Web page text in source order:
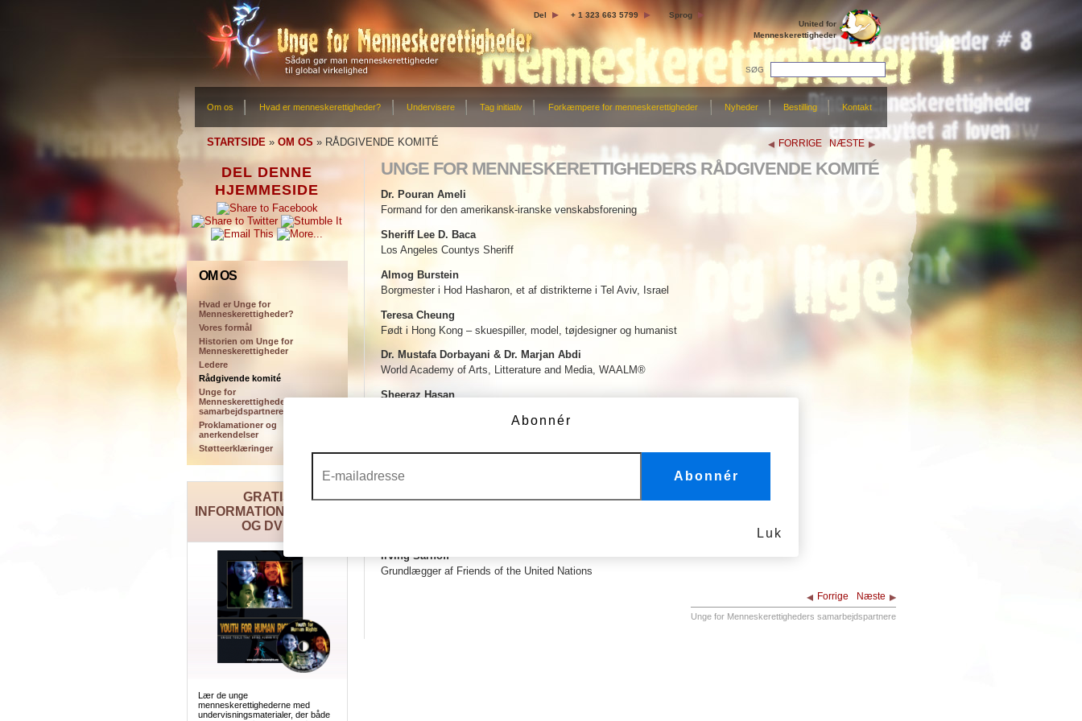
Del + 1 323 663 5799
Sprog
United for
Menneskerettigheder
SØG
Om os Hvad er menneskerettigheder? Undervisere Tag initiativ Forkæmpere for menneskerettigheder Nyheder Bestilling Kontakt
STARTSIDE » OM OS » RÅDGIVENDE KOMITÉ FORRIGE NÆSTE
DEL DENNE
HJEMMESIDE
OM OS
Hvad er Unge for
Menneskerettigheder?
Vores formål
Historien om Unge for
Menneskerettigheder
Ledere
Rådgivende komité
Unge for
Menneskerettigheders
samarbejdspartnere
Proklamationer og
anerkendelser
Støtteerklæringer
GRATIS
INFORMATIONSPAKKE
OG DVD
Lær de unge
menneskerettighederne med
undervisningsmaterialer, der både
UNGE FOR MENNESKERETTIGHEDERS RÅDGIVENDE KOMITÉ
Dr. Pouran Ameli
Formand for den amerikansk-iranske venskabsforening
Sheriff Lee D. Baca
Los Angeles Countys Sheriff
Almog Burstein
Borgmester i Hod Hasharon, et af distrikterne i Tel Aviv, Israel
Teresa Cheung
Født i Hong Kong – skuespiller, model, tøjdesigner og humanist
Dr. Mustafa Dorbayani & Dr. Marjan Abdi
World Academy of Arts, Litterature and Media, WAALM®
Sheeraz Hasan
Saving Lives Through Alternate Options
Dottie Laster
Irving Sarnoff
Grundlægger af Friends of the United Nations
Forrige Næste
Unge for Menneskerettigheders samarbejdspartnere
Abonnér
Abonnér
Luk